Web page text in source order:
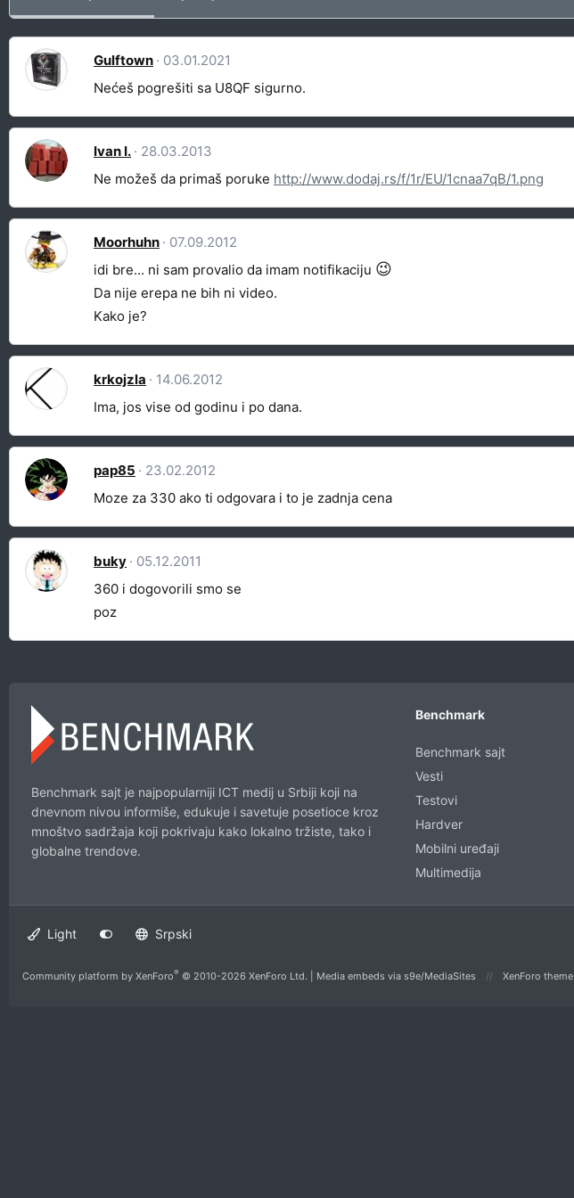
Gulftown
03.01.2021
Nećeš pogrešiti sa U8QF sigurno.
Ivan I.
28.03.2013
Ne možeš da primaš poruke http://www.dodaj.rs/f/1r/EU/1cnaa7qB/1.png
Moorhuhn
07.09.2012
idi bre... ni sam provalio da imam notifikaciju 😉
Da nije erepa ne bih ni video.
Kako je?
krkojzla
14.06.2012
Ima, jos vise od godinu i po dana.
pap85
23.02.2012
Moze za 330 ako ti odgovara i to je zadnja cena
buky
05.12.2011
360 i dogovorili smo se
poz
Benchmark sajt je najpopularniji ICT medij u Srbiji koji na
dnevnom nivou informiše, edukuje i savetuje posetioce kroz
mnoštvo sadržaja koji pokrivaju kako lokalno tržiste, tako i
globalne trendove.
Benchmark
Benchmark sajt
Vesti
Testovi
Hardver
Mobilni uređaji
Multimedija
Light Srpski
Community platform by XenForo® © 2010-2026 XenForo Ltd. Media embeds via s9e/MediaSites XenForo theme